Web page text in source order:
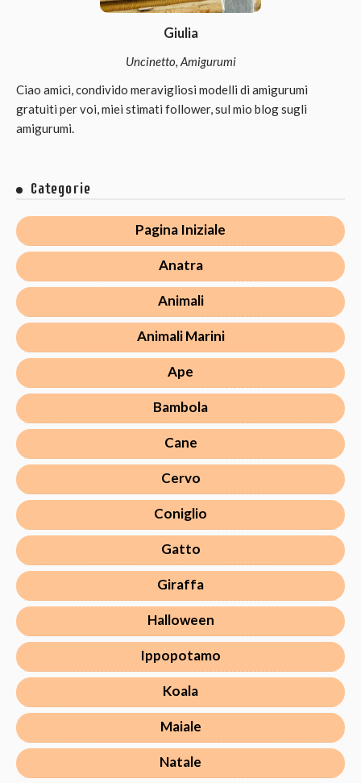
Giulia
Uncinetto, Amigurumi
Ciao amici, condivido meravigliosi modelli di amigurumi
gratuiti per voi, miei stimati follower, sul mio blog sugli
amigurumi.
Categorie
Pagina Iniziale
Anatra
Animali
Animali Marini
Ape
Bambola
Cane
Cervo
Coniglio
Gatto
Giraffa
Halloween
Ippopotamo
Koala
Maiale
Natale